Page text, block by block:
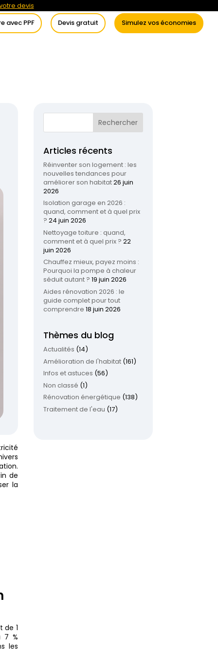
devis
avec PPF Devis gratuit Simulez vos économies
de l’eau Conseils
de
la
de 1
7 %
les
Articles récents
Réinventer son logement : les
nouvelles tendances pour
améliorer son habitat26 juin
2026
Isolation garage en 2026 :
quand, comment et à quel prix
? 24 juin 2026
Nettoyage toiture : quand,
comment et à quel prix ? 22
juin 2026
Chauffez mieux, payez moins :
Pourquoi la pompe à chaleur
séduit autant ? 19 juin 2026
Aides rénovation 2026 : le
guide complet pour tout
comprendre 18 juin 2026
Thèmes du blog
Actualités (14)
Amélioration de l'habitat(161)
Infos et astuces (56)
Non classé (1)
Rénovation énergétique (138)
Traitement de l'eau (17)